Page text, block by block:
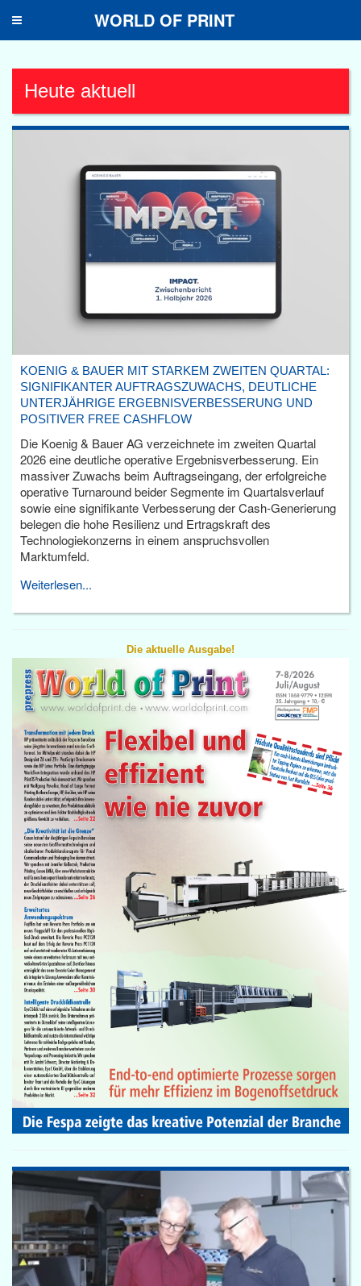
Toggle
WORLD OF PRINT
Heute aktuell
KOENIG & BAUER MIT STARKEM ZWEITEN QUARTAL:
SIGNIFIKANTER AUFTRAGSZUWACHS, DEUTLICHE
UNTERJÄHRIGE ERGEBNISVERBESSERUNG UND
POSITIVER FREE CASHFLOW
Die Koenig & Bauer AG verzeichnete im zweiten Quartal
2026 eine deutliche operative Ergebnisverbesserung. Ein
massiver Zuwachs beim Auftragseingang, der erfolgreiche
operative Turnaround beider Segmente im Quartalsverlauf
sowie eine signifikante Verbesserung der Cash-Generierung
belegen die hohe Resilienz und Ertragskraft des
Technologiekonzerns in einem anspruchsvollen
Marktumfeld.
Weiterlesen...
Die aktuelle Ausgabe!